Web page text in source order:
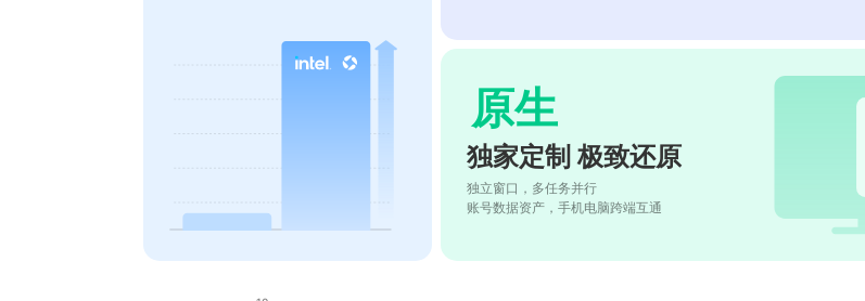
原生
独家定制 极致还原
独立窗口，多任务并行
账号数据资产，手机电脑跨端互通